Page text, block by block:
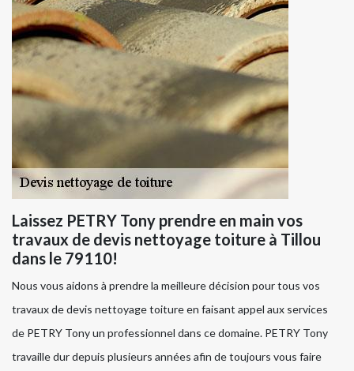
Laissez PETRY Tony prendre en main vos
travaux de devis nettoyage toiture à Tillou
dans le 79110!
Nous vous aidons à prendre la meilleure décision pour tous vos
travaux de devis nettoyage toiture en faisant appel aux services
de PETRY Tony un professionnel dans ce domaine. PETRY Tony
travaille dur depuis plusieurs années afin de toujours vous faire